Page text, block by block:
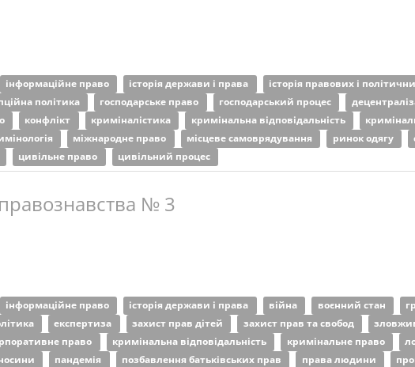
інформаційне право історія держави і права історія правових і
політика господарське право господарський процес
конфлікт криміналістика кримінальна відповідальність
міжнародне право місцеве самоврядування ринок одягу
цивільне право цивільний процес
№ 3
інформаційне право історія держави і права війна воєнний стан
експертиза захист прав дітей захист прав та свобод
право кримінальна відповідальність кримінальне право
пандемія позбавлення батьківських прав права людини